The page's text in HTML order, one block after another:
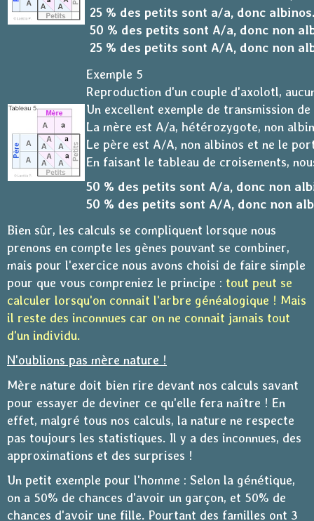
25 % des petits sont a/a, donc albinos.
50 % des petits sont A/a, donc non
25 % des petits sont A/A, donc non
Exemple 5
Reproduction d'un couple d'axolotl,
Un excellent exemple de transmission
La mère est A/a, hétérozygote, non
Le père est A/A, non albinos et ne le
En faisant le tableau de croisements,
50 % des petits sont A/a, donc non
50 % des petits sont A/A, donc non
Bien sûr, les calculs se compliquent lorsque nous
prenons en compte les gènes pouvant se combiner,
mais pour l'exercice nous avons choisi de faire simple
pour que vous compreniez le principe : tout peut se
calculer lorsqu'on connait l'arbre généalogique ! Mais
il reste des inconnues car on ne connait jamais tout
d'un individu.
N'oublions pas mère nature !
Mère nature doit bien rire devant nos calculs savant
pour essayer de deviner ce qu'elle fera naître ! En
effet, malgré tous nos calculs, la nature ne respecte
pas toujours les statistiques. Il y a des inconnues, des
approximations et des surprises !
Un petit exemple pour l'homme : Selon la génétique,
on a 50% de chances d'avoir un garçon, et 50% de
chances d'avoir une fille. Pourtant des familles ont 3